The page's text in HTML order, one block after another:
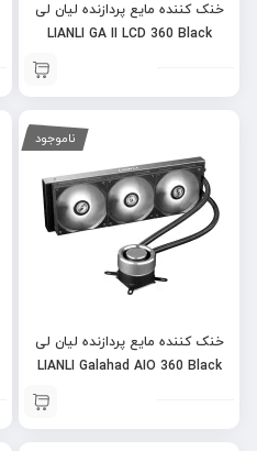
خنک کننده مایع پردازنده لیان لی
LIANLI GA II LCD 360 Black
ناموجود
خنک کننده مایع پردازنده لیان لی
LIANLI Galahad AIO 360 Black